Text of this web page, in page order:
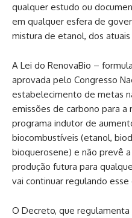
qualquer estudo ou
em qualquer esfera de
mistura de etanol, dos
A Lei do RenovaBio –
aprovada pelo Congresso
estabelecimento de metas
emissões de carbono para a
programa indutor de
biocombustíveis (etanol,
bioquerosene) e não prevê
produção futura para
vai continuar regulando
O Decreto, que regulamenta